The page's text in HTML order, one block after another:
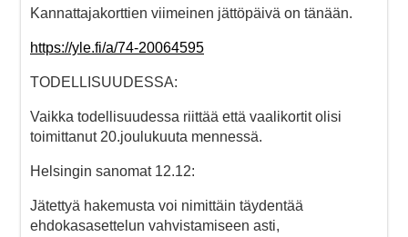
Kannattajakorttien viimeinen jättöpäivä on tänään.
https://yle.fi/a/74-20064595
TODELLISUUDESSA:
Vaikka todellisuudessa riittää että vaalikortit olisi
toimittanut 20.joulukuuta mennessä.
Helsingin sanomat 12.12:
Jätettyä hakemusta voi nimittäin täydentää
ehdokasasettelun vahvistamiseen asti,